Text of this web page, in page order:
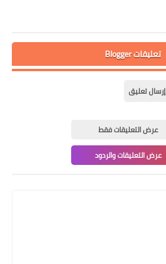
تعليقات Blogger
إرسال تعليق
عرض التعليقات فقط
عرض التعليقات والردود